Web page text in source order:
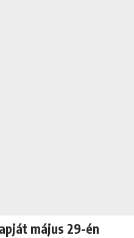
május 29-én